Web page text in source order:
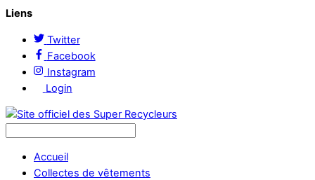
Liens
Twitter
Facebook
Instagram
Login
Accueil
Collectes de vêtements